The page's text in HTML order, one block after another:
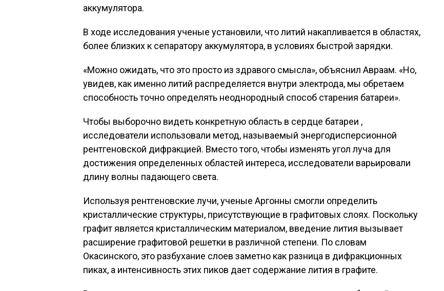
аккумулятора.
В ходе исследования ученые установили, что литий накапливается в областях,
более близких к сепаратору аккумулятора, в условиях быстрой зарядки.
«Можно ожидать, что это просто из здравого смысла», объяснил Авраам. «Но,
увидев, как именно литий распределяется внутри электрода, мы обретаем
способность точно определять неоднородный способ старения батареи».
Чтобы выборочно видеть конкретную область в сердце батареи ,
исследователи использовали метод, называемый энергодисперсионной
рентгеновской дифракцией. Вместо того, чтобы изменять угол луча для
достижения определенных областей интереса, исследователи варьировали
длину волны падающего света.
Используя рентгеновские лучи, ученые Аргонны смогли определить
кристаллические структуры, присутствующие в графитовых слоях. Поскольку
графит является кристаллическим материалом, введение лития вызывает
расширение графитовой решетки в различной степени. По словам
Окасинского, это разбухание слоев заметно как разница в дифракционных
пиках, а интенсивность этих пиков дает содержание лития в графите.